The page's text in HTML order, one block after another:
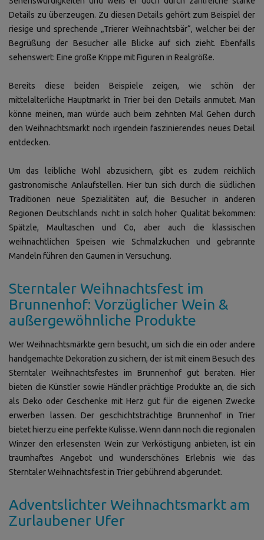
Details zu überzeugen. Zu diesen Details gehört zum Beispiel der
riesige und sprechende „Trierer Weihnachtsbär“, welcher bei der
Begrüßung der Besucher alle Blicke auf sich zieht. Ebenfalls
sehenswert: Eine große Krippe mit Figuren in Realgröße.
Bereits diese beiden Beispiele zeigen, wie schön der
mittelalterliche Hauptmarkt in Trier bei den Details anmutet. Man
könne meinen, man würde auch beim zehnten Mal Gehen durch
den Weihnachtsmarkt noch irgendein faszinierendes neues Detail
entdecken.
Um das leibliche Wohl abzusichern, gibt es zudem reichlich
gastronomische Anlaufstellen. Hier tun sich durch die südlichen
Traditionen neue Spezialitäten auf, die Besucher in anderen
Regionen Deutschlands nicht in solch hoher Qualität bekommen:
Spätzle, Maultaschen und Co, aber auch die klassischen
weihnachtlichen Speisen wie Schmalzkuchen und gebrannte
Mandeln führen den Gaumen in Versuchung.
Sterntaler Weihnachtsfest im
Brunnenhof: Vorzüglicher Wein &
außergewöhnliche Produkte
Wer Weihnachtsmärkte gern besucht, um sich die ein oder andere
handgemachte Dekoration zu sichern, der ist mit einem Besuch des
Sterntaler Weihnachtsfestes im Brunnenhof gut beraten. Hier
bieten die Künstler sowie Händler prächtige Produkte an, die sich
als Deko oder Geschenke mit Herz gut für die eigenen Zwecke
erwerben lassen. Der geschichtsträchtige Brunnenhof in Trier
bietet hierzu eine perfekte Kulisse. Wenn dann noch die regionalen
Winzer den erlesensten Wein zur Verköstigung anbieten, ist ein
traumhaftes Angebot und wunderschönes Erlebnis wie das
Sterntaler Weihnachtsfest in Trier gebührend abgerundet.
Adventslichter Weihnachtsmarkt am
Zurlaubener Ufer